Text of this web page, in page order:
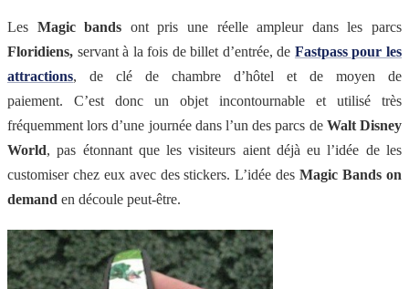
Les Magic bands ont pris une réelle ampleur dans les parcs
Floridiens, servant à la fois de billet d’entrée, de Fastpass pour les
attractions, de clé de chambre d’hôtel et de moyen de
paiement. C’est donc un objet incontournable et utilisé très
fréquemment lors d’une journée dans l’un des parcs de Walt Disney
World, pas étonnant que les visiteurs aient déjà eu l’idée de les
customiser chez eux avec des stickers. L’idée desMagic Bands on
demand en découle peut-être.